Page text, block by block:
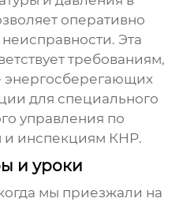
оперативно
Эта
требованиям,
энергосберегающих
для специального
управления по
и инспекциям КНР.
и уроки
мы приезжали на